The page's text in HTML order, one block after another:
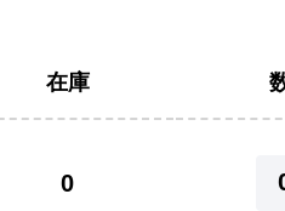
在庫
0